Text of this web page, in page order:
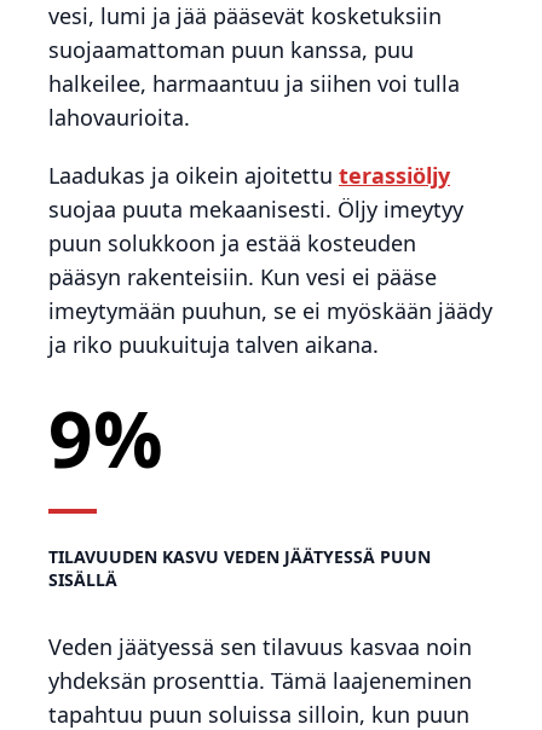
vesi, lumi ja jää pääsevät kosketuksiin
suojaamattoman puun kanssa, puu
halkeilee, harmaantuu ja siihen voi tulla
lahovaurioita.
Laadukas ja oikein ajoitettu terassiöljy
suojaa puuta mekaanisesti. Öljy imeytyy
puun solukkoon ja estää kosteuden
pääsyn rakenteisiin. Kun vesi ei pääse
imeytymään puuhun, se ei myöskään jäädy
ja riko puukuituja talven aikana.
9%
TILAVUUDEN KASVU VEDEN JÄÄTYESSÄ PUUN
SISÄLLÄ
Veden jäätyessä sen tilavuus kasvaa noin
yhdeksän prosenttia. Tämä laajeneminen
tapahtuu puun soluissa silloin, kun puun